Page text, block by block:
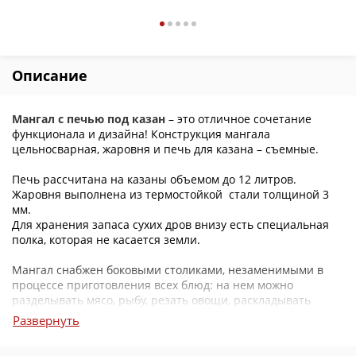
Описание
Мангал с печью под казан – это отличное сочетание
функционала и дизайна! Конструкция мангала
цельносварная, жаровня и печь для казана – съемные.
Печь рассчитана на казаны объемом до 12 литров.
Жаровня выполнена из термостойкой стали толщиной 3
мм.
Для хранения запаса сухих дров внизу есть специальная
полка, которая не касается земли.
Мангал снабжен боковыми столиками, незаменимыми в
процессе приготовления всех блюд: на нем можно
разделывать мясо, рыбу, резать овощи, раскладывать
посуду и другие кухонные приборы.
Развернуть